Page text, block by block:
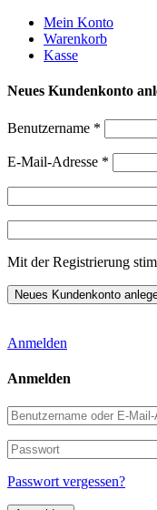
Weiter
zum
Inhalt
Mein Konto
Warenkorb
Kasse
Neues Kundenkonto
Benutzername *
E-Mail-Adresse *
Mit der Registrierung
Anmelden
Anmelden
Benutzername
oder
E-
Mail-
Adresse
Passwort
Passwort vergessen?